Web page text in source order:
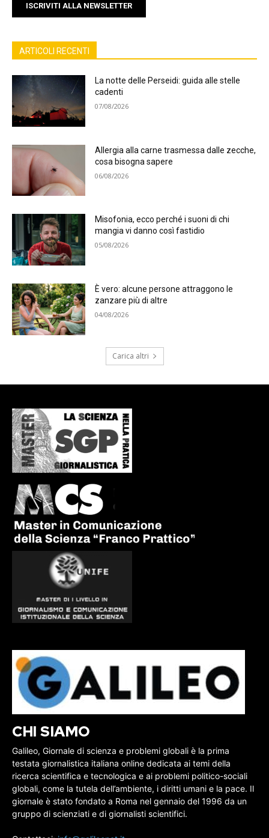
ISCRIVITI ALLA NEWSLETTER
ARTICOLI RECENTI
La notte delle Perseidi: guida alle stelle
cadenti
07/08/2026
Allergia alla carne trasmessa dalle zecche,
cosa bisogna sapere
06/08/2026
Misofonia, ecco perché i suoni di chi
mangia vi danno così fastidio
05/08/2026
È vero: alcune persone attraggono le
zanzare più di altre
04/08/2026
Carica altri
CHI SIAMO
Galileo, Giornale di scienza e problemi globali è la prima
testata giornalistica italiana online dedicata ai temi della
ricerca scientifica e tecnologica e ai problemi politico-sociali
globali, come la tutela dell’ambiente, i diritti umani e la pace. Il
giornale è stato fondato a Roma nel gennaio del 1996 da un
gruppo di scienziati e di giornalisti scientifici.